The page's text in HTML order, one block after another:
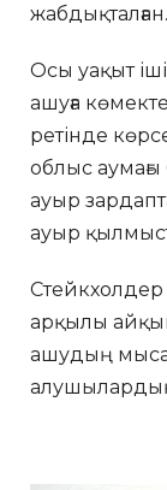
жабдықталған.
Осы уақыт
ашуға
ретінде
облыс
ауыр
ауыр
арқылы
ашудың